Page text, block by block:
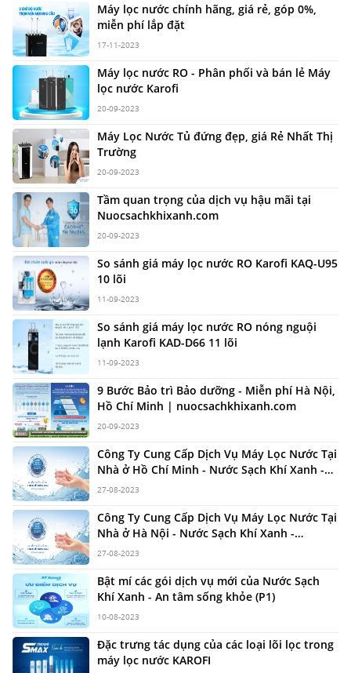
Máy lọc nước chính hãng, giá rẻ, góp 0%,
miễn phí lắp đặt
17-11-2023
Máy lọc nước RO - Phân phối và bán lẻ Máy
lọc nước Karofi
20-09-2023
Máy Lọc Nước Tủ đứng đẹp, giá Rẻ Nhất Thị
Trường
20-09-2023
Tầm quan trọng của dịch vụ hậu mãi tại
Nuocsachkhixanh.com
20-09-2023
So sánh giá máy lọc nước RO Karofi KAQ-U95
10 lõi
11-09-2023
So sánh giá máy lọc nước RO nóng nguội
lạnh Karofi KAD-D66 11 lõi
11-09-2023
9 Bước Bảo trì Bảo dưỡng - Miễn phí Hà Nội,
Hồ Chí Minh | nuocsachkhixanh.com
20-09-2023
Công Ty Cung Cấp Dịch Vụ Máy Lọc Nước Tại
Nhà ở Hồ Chí Minh - Nước Sạch Khí Xanh -
Nuocsachkhixanh.com
27-08-2023
Công Ty Cung Cấp Dịch Vụ Máy Lọc Nước Tại
Nhà ở Hà Nội - Nước Sạch Khí Xanh -
Nuocsachkhixanh.com
27-08-2023
Bật mí các gói dịch vụ mới của Nước Sạch
Khí Xanh - An tâm sống khỏe (P1)
10-08-2023
Đặc trưng tác dụng của các loại lõi lọc trong
máy lọc nước KAROFI